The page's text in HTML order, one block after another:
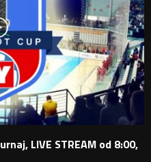
LIVE STREAM od 8:00,